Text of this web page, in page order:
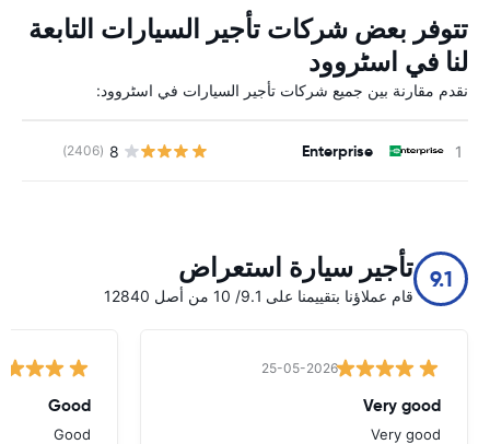
تتوفر بعض شركات تأجير السيارات التابعة
لنا في اسٹروود
نقدم مقارنة بين جميع شركات تأجير السيارات في اسٹروود:
Enterprise
8
(2406)
9.1 تأجير سيارة استعراض
قام عملاؤنا بتقييمنا على 9.1/ 10 من أصل 12840
25-05-2026
Very good
Very good
Good
Good